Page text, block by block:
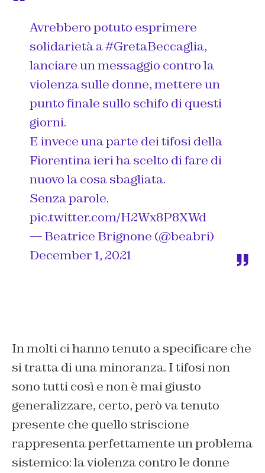
Avrebbero potuto esprimere
solidarietà a#GretaBeccaglia,
lanciare un messaggio contro la
violenza sulle donne, mettere un
punto finale sullo schifo di questi
giorni.
E invece una parte dei tifosi della
Fiorentina ieri ha scelto di fare di
nuovo la cosa sbagliata.
Senza parole.
pic.twitter.com/H2Wx8P8XWd
— Beatrice Brignone (@beabri)
December 1, 2021
In molti ci hanno tenuto a specificare che
si tratta di una minoranza. I tifosi non
sono tutti così e non è mai giusto
generalizzare, certo, però va tenuto
presente che quello striscione
rappresenta perfettamente un problema
sistemico: la violenza contro le donne